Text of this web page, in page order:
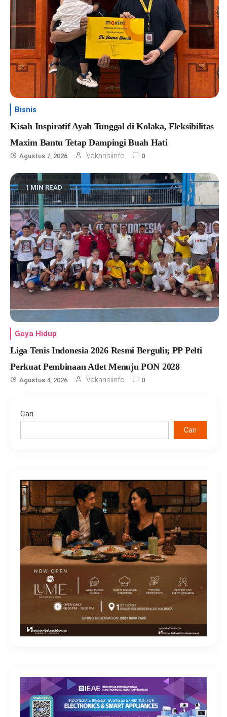
Bisnis
Kisah Inspiratif Ayah Tunggal di Kolaka, Fleksibilitas
Maxim Bantu Tetap Dampingi Buah Hati
Agustus 7, 2026 Vakansiinfo 0
1 MIN READ
Gaya Hidup
Liga Tenis Indonesia 2026 Resmi Bergulir, PP Pelti
Perkuat Pembinaan Atlet Menuju PON 2028
Agustus 4, 2026 Vakansiinfo 0
Cari
Cari